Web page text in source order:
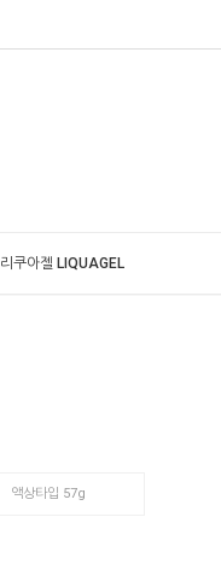
리쿠아젤 LIQUAGEL
액상타입 57g